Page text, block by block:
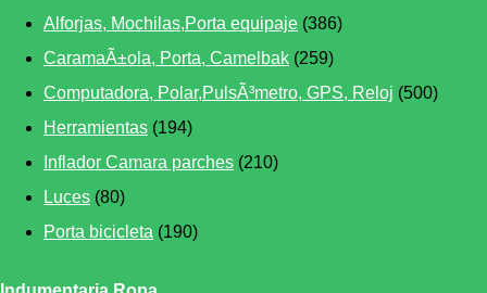
Alforjas, Mochilas,Porta equipaje (386)
CaramaÃ±ola, Porta, Camelbak (259)
Computadora, Polar,PulsÃ³metro, GPS, Reloj (500)
Herramientas (194)
Inflador Camara parches (210)
Luces (80)
Porta bicicleta (190)